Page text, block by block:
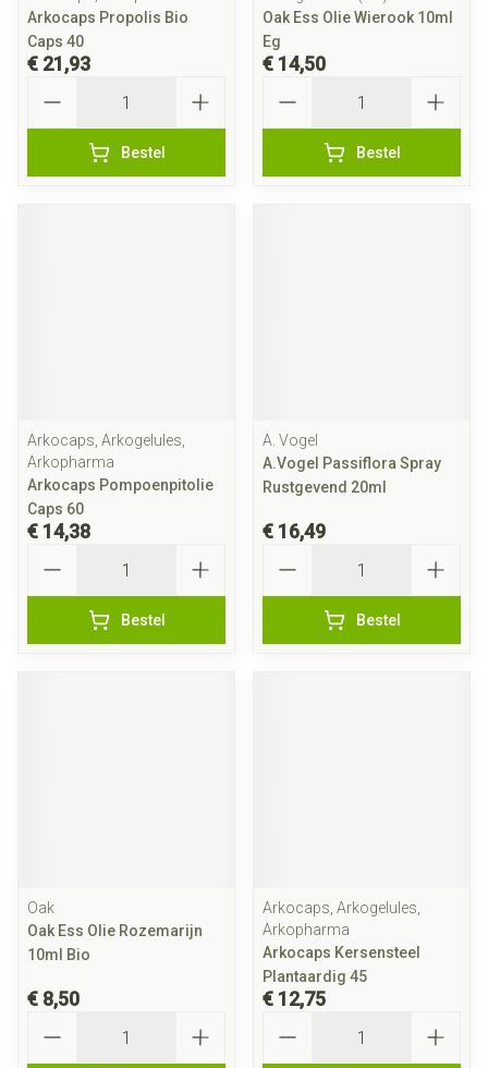
Arkocaps Propolis Bio
Caps 40
€ 21,93
Bestel
Oak Ess Olie Wierook 10ml
Eg
€ 14,50
Bestel
Arkocaps, Arkogelules,
Arkopharma
Arkocaps Pompoenpitolie
Caps 60
€ 14,38
Bestel
A. Vogel
A.Vogel Passiflora Spray
Rustgevend 20ml
€ 16,49
Bestel
Oak
Oak Ess Olie Rozemarijn
10ml Bio
€ 8,50
Arkocaps, Arkogelules,
Arkopharma
Arkocaps Kersensteel
Plantaardig 45
€ 12,75